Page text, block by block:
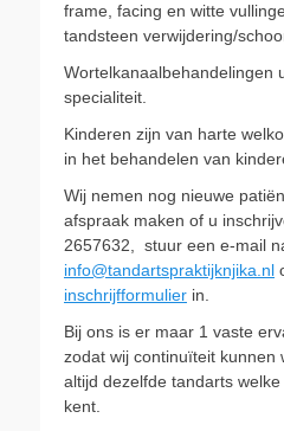
frame, facing en witte
tandsteen verwijdering/
Wortelkanaalbehandelingen
specialiteit.
Kinderen zijn van harte
in het behandelen van
Wij nemen nog nieuwe
afspraak maken of u
2657632, stuur een e-mail
info@tandartspraktijknjika.nl
inschrijfformulier in.
Bij ons is er maar 1 vaste
zodat wij continuïteit kunnen
altijd dezelfde tandarts
kent.